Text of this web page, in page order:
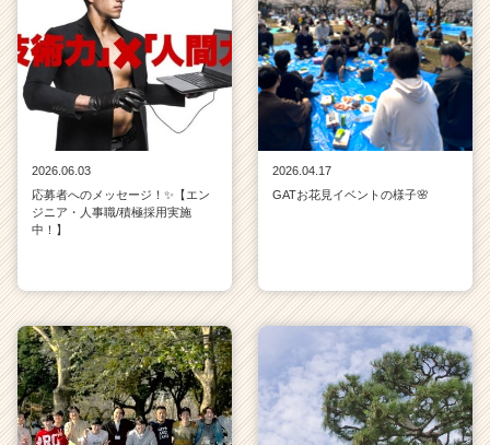
2026.06.03
応募者へのメッセージ！✨【エン
ジニア・人事職/積極採用実施
中！】
2026.04.17
GATお花見イベントの様子🌸